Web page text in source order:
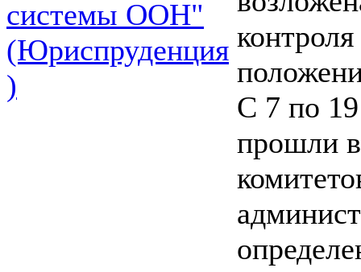
системы ООН"
(Юриспруденция
)
С 7 по
прошли